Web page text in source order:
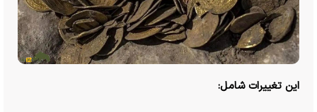
این تغییرات شامل: